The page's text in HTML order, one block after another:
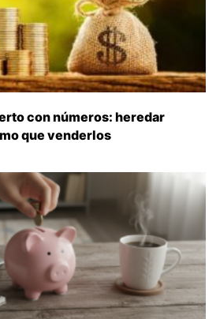
con números: heredar
que venderlos